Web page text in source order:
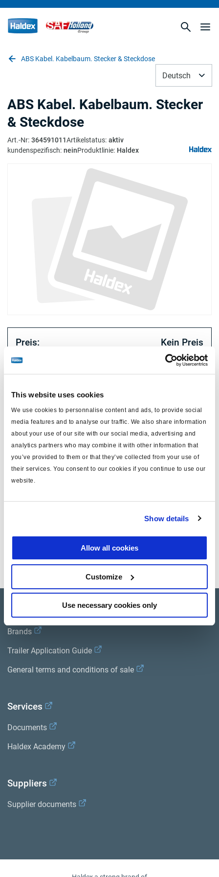
This website uses cookies
We use cookies to personnalise content and ads, to provide social
media features and to analyse our traffic. We also share information
about your use of our site with our social media, advertising and
analytics partners who may combine it with other information that
you’ve provided to them or that they’ve collected from your use of
their services. You consent to our cookies if you continue to use our
website.
Show details
Allow all cookies
Customize
Use necessary cookies only
ABS Kabel. Kabelbaum. Stecker & Steckdose
Deutsch
ABS Kabel. Kabelbaum. Stecker
& Steckdose
Art.-Nr: 364591011Artikelstatus: aktiv
kundenspezifisch: neinProduktlinie: Haldex
Preis: Kein Preis
Loggen Sie sich ein, um den Bestand zu sehen und zu
bestellen.
Technische Daten
Typ Stromversorgungskabel
U-ABS ja
Länge (m) 4
Sehen Sie sich alle verwandten Publikationen in unserem
Bibliothek der Produktliteratur.
Product catalogue
Brands
Trailer Application Guide
General terms and conditions of sale
Services
Documents
Haldex Academy
Suppliers
Supplier documents